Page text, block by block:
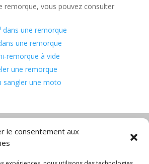
le consentement aux
remorque, vous pouvez consulter
dans une remorque
une remorque
remorque à vide
une remorque
sangler une moto
manutention
CGV